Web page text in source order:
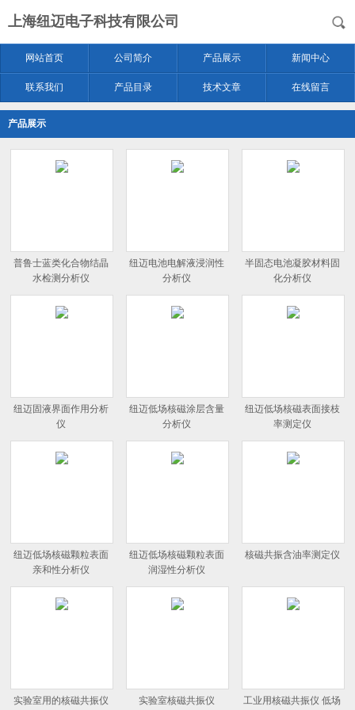
上海纽迈电子科技有限公司
网站首页 公司简介 产品展示 新闻中心
联系我们 产品目录 技术文章 在线留言
产品展示
普鲁士蓝类化合物结晶
水检测分析仪
纽迈电池电解液浸润性
分析仪
半固态电池凝胶材料固
化分析仪
纽迈固液界面作用分析
仪
纽迈低场核磁涂层含量
分析仪
纽迈低场核磁表面接枝
率测定仪
纽迈低场核磁颗粒表面
亲和性分析仪
纽迈低场核磁颗粒表面
润湿性分析仪
核磁共振含油率测定仪
实验室用的核磁共振仪
实验室核磁共振仪
工业用核磁共振仪 低场